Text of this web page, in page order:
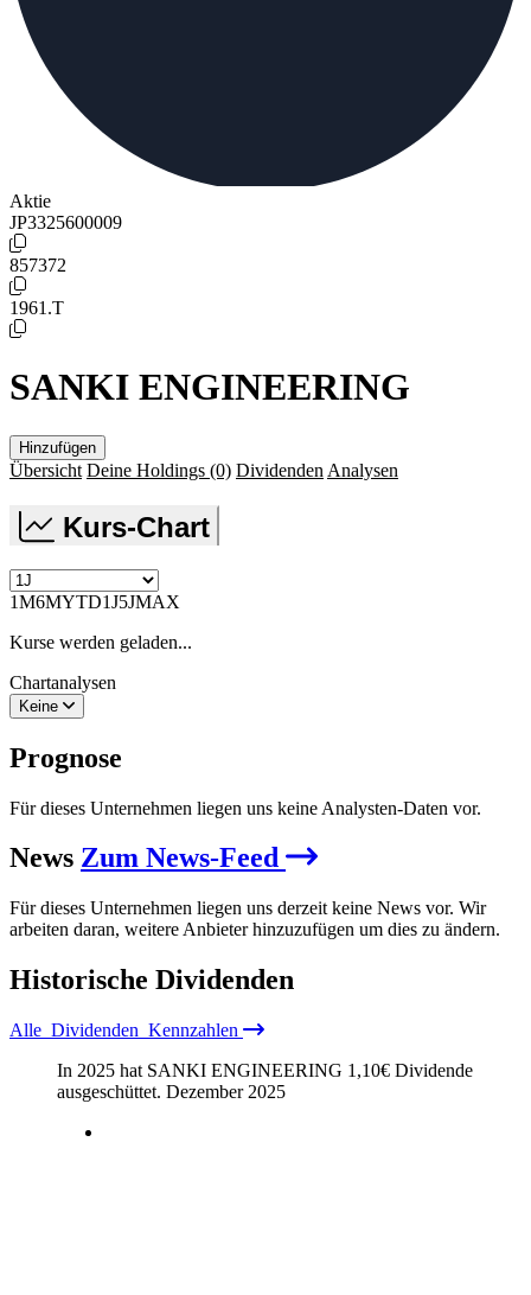
Aktie
JP3325600009
857372
1961.T
SANKI ENGINEERING
Hinzufügen
Übersicht Deine Holdings (0) Dividenden Analysen
Kurs-Chart
1M6MYTD1J5JMAX
Kurse werden geladen...
Chartanalysen
Keine
Prognose
Für dieses Unternehmen liegen uns keine Analysten-Daten vor.
News Zum News-Feed
Für dieses Unternehmen liegen uns derzeit keine News vor. Wir
arbeiten daran, weitere Anbieter hinzuzufügen um dies zu ändern.
Historische Dividenden
Alle Dividenden Kennzahlen
In 2025 hat SANKI ENGINEERING 1,10€ Dividende
ausgeschüttet. Dezember 2025